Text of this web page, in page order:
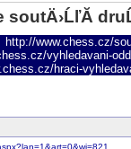
soutÄ›ĹľĂ­
http://www.chess.cz/
vyhledavani-
hraci-